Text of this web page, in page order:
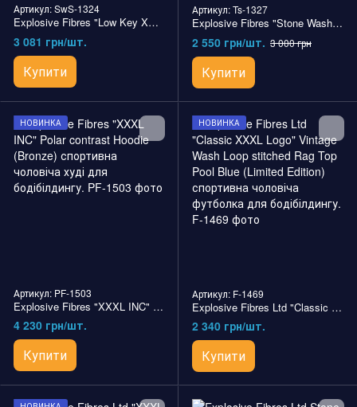
Артикул: SwS-1324
Explosive Fibres "Low Key XXXL embroidered" (Dark Red) спортивний чоловічий светр для бодібілдингу.
3 081 грн/шт.
Купити
Артикул: Ts-1327
Explosive Fibres "Stone Washed" Yoke Rag Top (Black) спортивна чоловіча футболка для бодібілдингу.
2 550 грн/шт. 3 000 грн
Купити
НОВИНКА
Артикул: PF-1503
Explosive Fibres "XXXL INC" Polar contrast Hoodie (Bronze) спортивна чоловіча худі для бодібілдингу.
4 230 грн/шт.
Купити
НОВИНКА
Артикул: F-1469
Explosive Fibres Ltd "Classic XXXL Logo" Vintage Wash Loop stitched Rag Top Pool Blue (Limited Edition) спортивна чоловіча футболка для бодібілдингу.
2 340 грн/шт.
Купити